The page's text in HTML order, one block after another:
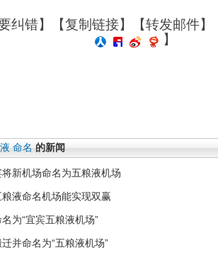
纠错】【复制链接】【转发邮件】
】
命名 的新闻
将新机场命名为五粮液机场
液命名机场能实现双赢
为“宜宾五粮液机场”
并命名为“五粮液机场”